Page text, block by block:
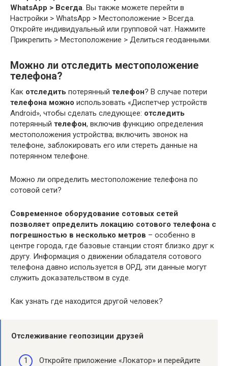
WhatsApp > Всегда. Вы также можете перейти в
Настройки > WhatsApp > Местоположение > Всегда.
Откройте индивидуальный или групповой чат. Нажмите
Прикрепить > Местоположение > Делиться геоданными.
Можно ли отследить местоположение
телефона?
Как отследить потерянный телефон? В случае потери
телефона можно использовать «Диспетчер устройств
Android», чтобы сделать следующее: отследить
потерянный телефон, включив функцию определения
местоположения устройства; включить звонок на
телефоне, заблокировать его или стереть данные на
потерянном телефоне.
Можно ли определить местоположение телефона по
сотовой сети?
Современное оборудование сотовых сетей
позволяет определить локацию сотового телефона с
погрешностью в несколько метров – особенно в
центре города, где базовые станции стоят близко друг к
другу. Информация о движении обладателя сотового
телефона давно используется в ОРД, эти данные могут
служить доказательством в суде.
Как узнать где находится другой человек?
Отслеживание геопозиции друзей
Откройте приложение «Локатор» и перейдите